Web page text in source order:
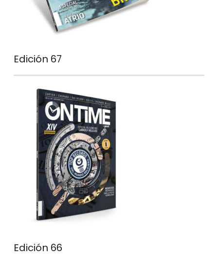
Edición 67
Edición 66